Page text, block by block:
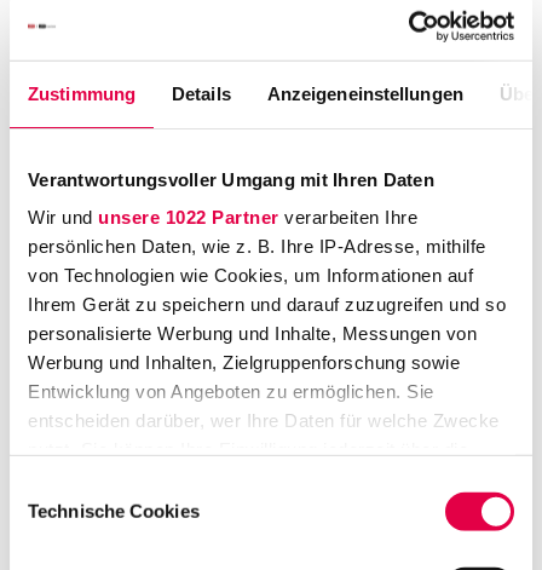
Zustimmung Details Anzeigeneinstellungen
Verantwortungsvoller Umgang mit Ihren Daten
Wir und unsere 1022 Partner verarbeiten Ihre
persönlichen Daten, wie z. B. Ihre IP-Adresse, mithilfe
von Technologien wie Cookies, um Informationen auf
Ihrem Gerät zu speichern und darauf zuzugreifen und so
personalisierte Werbung und Inhalte, Messungen von
Werbung und Inhalten, Zielgruppenforschung sowie
Entwicklung von Angeboten zu ermöglichen. Sie
entscheiden darüber, wer Ihre Daten für welche Zwecke
Trigger Symbol ändern oder widerrufen
Technische Cookies
Verlegenheitsentscheidung – doch ich habe es
keinen Tag bereut." In der aktuellen Folge von
Mesnil ehrliche Einblicke in seinen beruflichen
Werdegang. Nach der
"Verlegenheitsentscheidung" für das
Jurastudium entschied er sich nach einer
Weltreise, einer Promotion und dem
Referendariat schließlich ganz bewusst für
den Anwaltsberuf. Heute ist er Senior
Associate bei FPS in München.
Ohrendorf erzählt er, welche